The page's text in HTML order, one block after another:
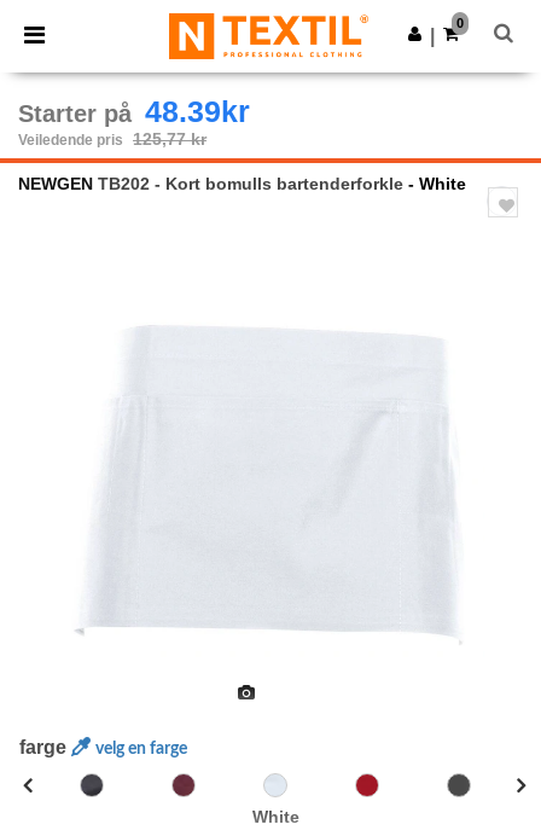
× Ntextil-app
Bedre priser i appen!
Last ned app
0
Starter på 48.39kr
Veiledende pris 125,77 kr
NEWGEN TB202 - Kort bomulls bartenderforkle - White
farge velg en farge
White